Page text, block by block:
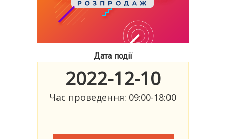
Дата події
2022-12-10
Час проведення: 09:00-18:00